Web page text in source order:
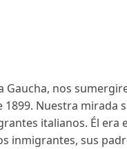
Gaucha, nos
1899. Nuestra
italianos. Él era
inmigrantes, sus